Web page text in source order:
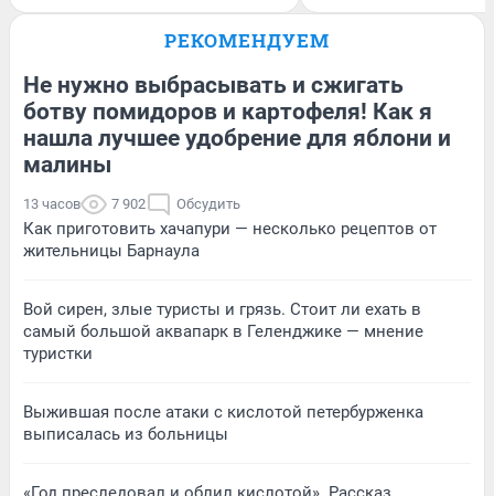
РЕКОМЕНДУЕМ
Не нужно выбрасывать и сжигать
ботву помидоров и картофеля! Как я
нашла лучшее удобрение для яблони и
малины
13 часов 7 902 Обсудить
Как приготовить хачапури — несколько рецептов от
жительницы Барнаула
Вой сирен, злые туристы и грязь. Стоит ли ехать в
самый большой аквапарк в Геленджике — мнение
туристки
Выжившая после атаки с кислотой петербурженка
выписалась из больницы